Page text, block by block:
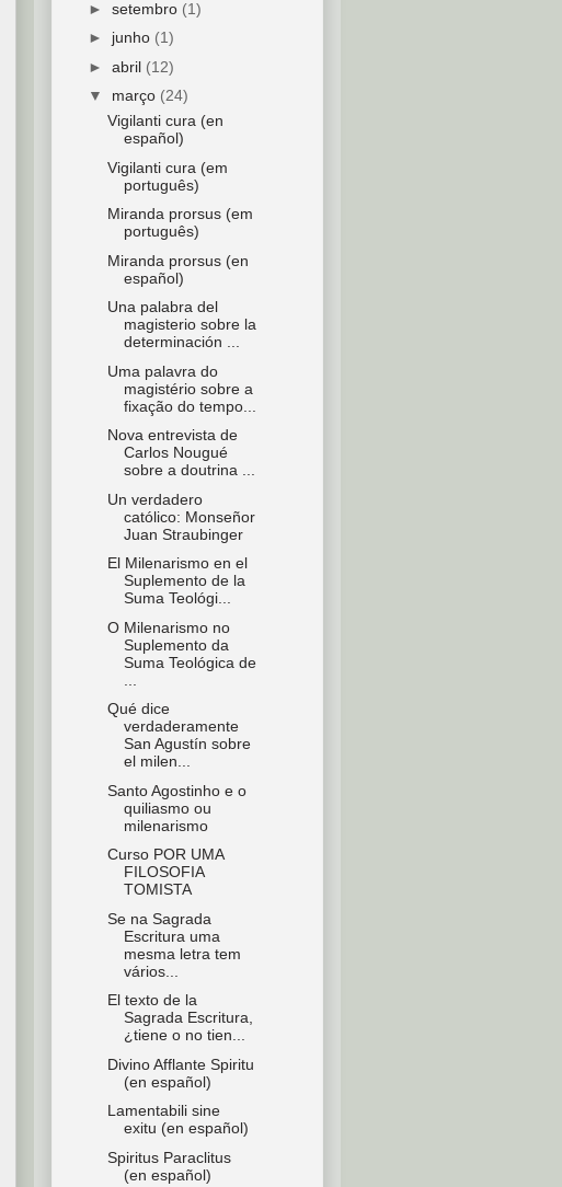
► setembro (1)
► junho (1)
► abril (12)
▼ março (24)
Vigilanti cura (en
español)
Vigilanti cura (em
português)
Miranda prorsus (em
português)
Miranda prorsus (en
español)
Una palabra del
magisterio sobre la
determinación ...
Uma palavra do
magistério sobre a
fixação do tempo...
Nova entrevista de
Carlos Nougué
sobre a doutrina ...
Un verdadero
católico: Monseñor
Juan Straubinger
El Milenarismo en el
Suplemento de la
Suma Teológi...
O Milenarismo no
Suplemento da
Suma Teológica de
Qué dice
verdaderamente
San Agustín sobre
el milen...
Santo Agostinho e o
quiliasmo ou
milenarismo
Curso POR UMA
FILOSOFIA
TOMISTA
Se na Sagrada
Escritura uma
mesma letra tem
vários...
El texto de la
Sagrada Escritura,
¿tiene o no tien...
Divino Afflante Spiritu
(en español)
Lamentabili sine
exitu (en español)
Spiritus Paraclitus
(en español)